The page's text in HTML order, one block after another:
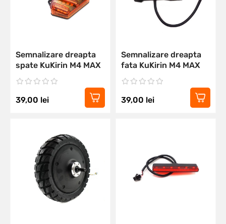
Semnalizare dreapta
spate KuKirin M4 MAX
39,00 lei
Semnalizare dreapta
fata KuKirin M4 MAX
39,00 lei